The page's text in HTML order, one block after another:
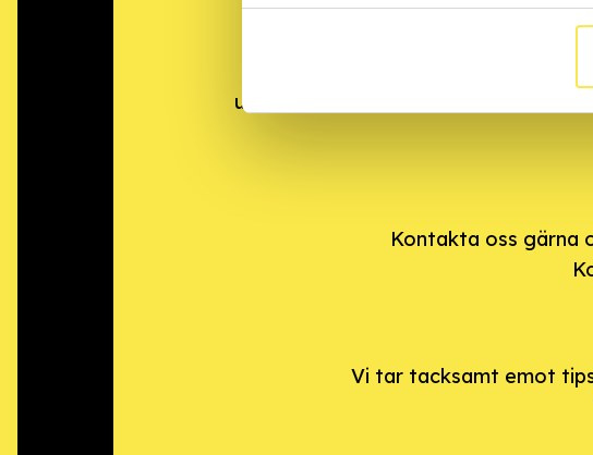
när du har använt deras tjänster.
mellanstadiet, högstadiet och
undervisning om alkohol, narkotika,
Kontakta oss gärna
Vi tar tacksamt emot